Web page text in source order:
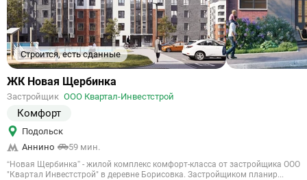
Строится, есть сданные
Ссылка
объект
ЖК Новая Щербинка
Застройщик ООО Квартал-Инвестстрой
Комфорт
Подольск
Аннино
59 мин.
“Новая Щербинка” - жилой комплекс комфорт-класса от застройщика ООО
"Квартал Инвестстрой" в деревне Борисовка. Застройщиком планир...